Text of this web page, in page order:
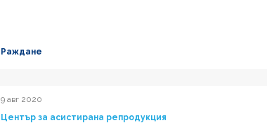
Раждане
9 авг 2020
Център за асистирана репродукция